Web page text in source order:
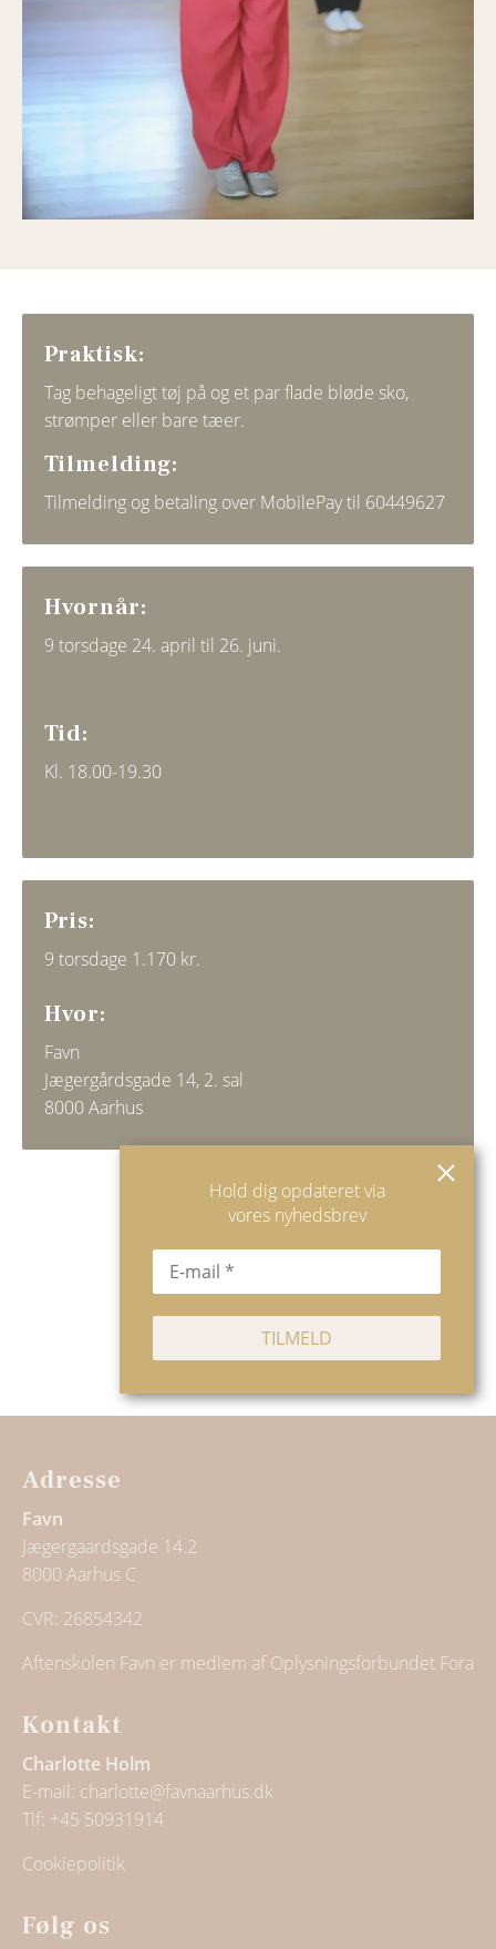
Praktisk:
Tag behageligt tøj på og et par flade bløde sko,
strømper eller bare tæer.
Tilmelding:
Tilmelding og betaling over MobilePay til 60449627
Hvornår:
9 torsdage 24. april til 26. juni.
Tid:
Kl. 18.00-19.30
Pris:
9 torsdage 1.170 kr.
Hvor:
Favn
Jægergårdsgade 14, 2. sal
8000 Aarhus
KONTAKT MAJKEN
LÆS MERE OM QI GONG
LÆS MERE OM MAJKEN
Hold dig opdateret via
vores nyhedsbrev
Adresse
Favn
Jægergaardsgade 14.2
8000 Aarhus C
CVR: 26854342
Aftenskolen Favn er medlem af Oplysningsforbundet Fora
Kontakt
Charlotte Holm
E-mail: charlotte@favnaarhus.dk
Tlf: +45 50931914
Cookiepolitik
Følg os